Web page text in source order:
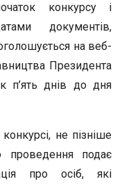
конкурсу і
документів,
на веб-
Президента
п’ять днів до дня
не пізніше
подає
про осіб, які